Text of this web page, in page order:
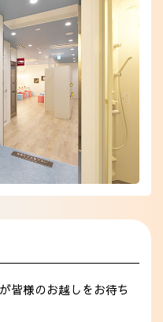
皆様のお越しをお待ち